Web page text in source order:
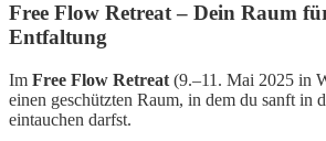
Free Flow Retreat – Dein Raum
Entfaltung
Im Free Flow Retreat (9.–11. Mai 2025 in
einen geschützten Raum, in dem du sanft in
eintauchen darfst.